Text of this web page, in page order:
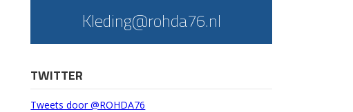
Kleding@rohda76.nl
TWITTER
Tweets door @ROHDA76